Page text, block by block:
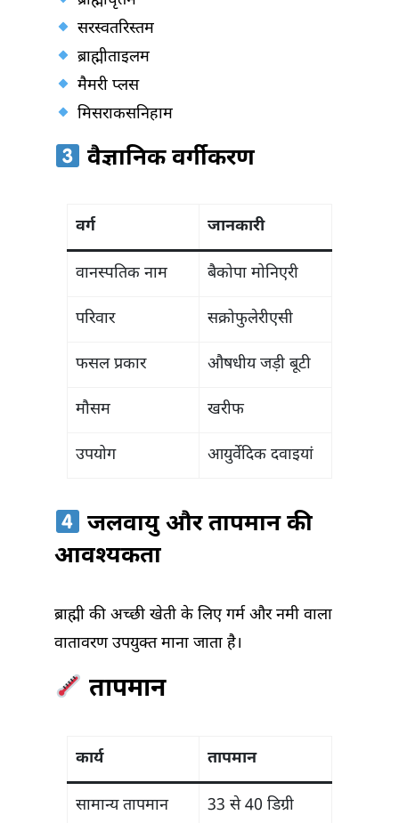
सरस्वतरिस्तम
ब्राह्मीताइलम
मैमरी प्लस
मिसराकसनिहाम
वैज्ञानिक वर्गीकरण
वर्ग जानकारी
वानस्पतिक नाम बैकोपा मोनिएरी
परिवार सक्रोफुलेरीएसी
फसल प्रकार औषधीय जड़ी बूटी
मौसम खरीफ
उपयोग आयुर्वेदिक दवाइयां
जलवायु और तापमान की
आवश्यकता
ब्राह्मी की अच्छी खेती के लिए गर्म और नमी वाला
वातावरण उपयुक्त माना जाता है।
तापमान
कार्य तापमान
सामान्य तापमान
33 से 40 डिग्री